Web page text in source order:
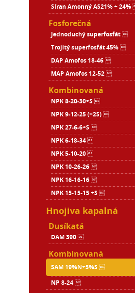
Síran Amonný AS21% + 24%
Fosforečná
Jednoduchý superfosfát 
Trojitý superfosfát 45% 
DAP Amofos 18-46 
MAP Amofos 12-52 
Kombinovaná
NPK 8-20-30+S 
NPK 9-12-25 (+2S) 
NPK 27-6-6+S 
NPK 6-18-34 
NPK 5-10-20 
NPK 10-26-26 
NPK 16-16-16 
NPK 15-15-15 +S 
Hnojiva kapalná
Dusíkatá
DAM 390 
Kombinovaná
SAM 19%N+5%S 
NP 8-24 